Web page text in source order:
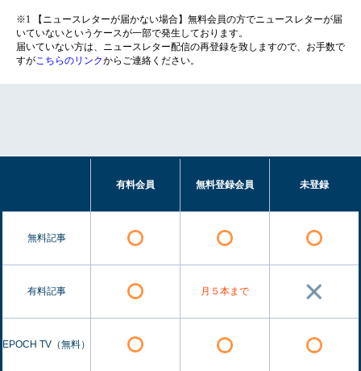
※1 【ニュースレターが届かない場合】無料会員の方でニュースレターが届
いていないというケースが一部で発生しております。
届いていない方は、ニュースレター配信の再登録を致しますので、お手数で
すがこちらのリンクからご連絡ください。
有料会員 無料登録会員 未登録
無料記事
有料記事 月５本まで
EPOCH TV（無料）